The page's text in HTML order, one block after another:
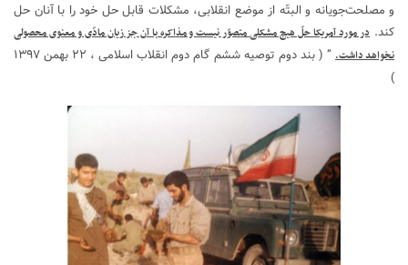
و مصلحت‌جویانه و البتّه از موضع انقلابی، مشکلات قابل حل خود را با آنان حل
کند. در مورد آمریکا حلّ هیچ مشکلی متصوّر نیست و مذاکره با آن جز زیان مادّی و معنوی محصولی
نخواهد داشت.
” ( بند دوم توصیه ششم گام دوم انقلاب اسلامی ، ۲۲ بهمن ۱۳۹۷
)